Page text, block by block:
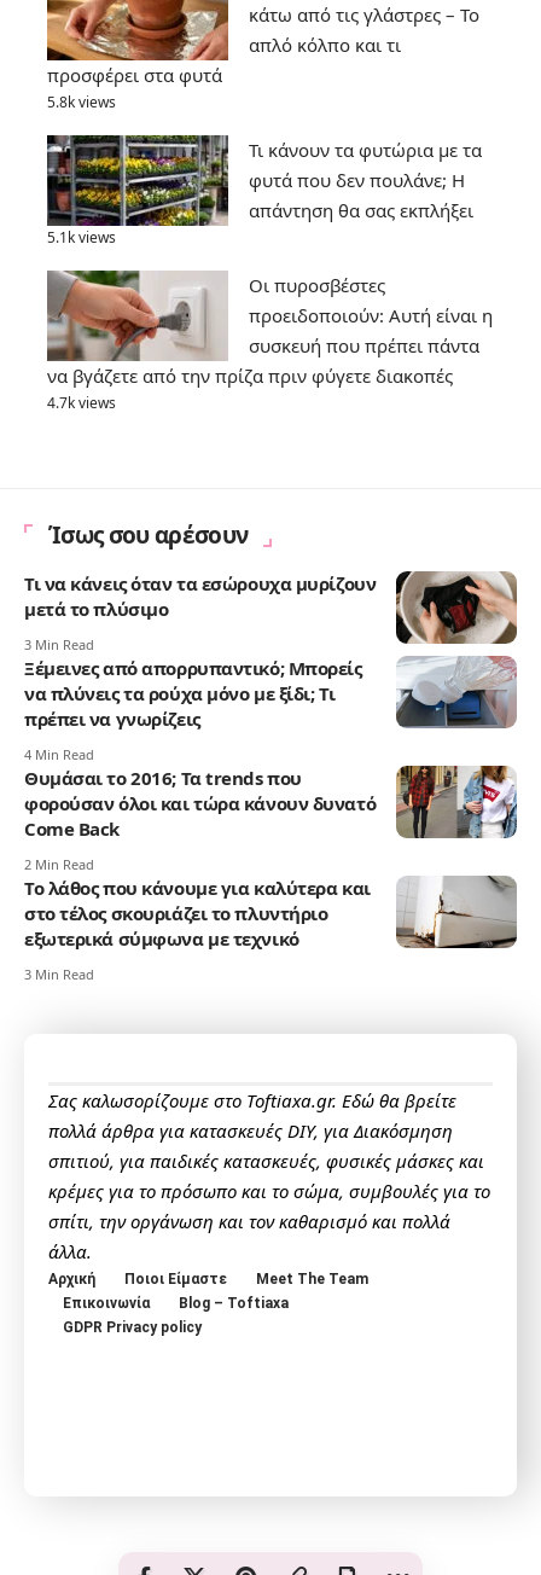
κάτω από τις γλάστρες – Το
απλό κόλπο και τι
προσφέρει στα φυτά
5.8k views
Τι κάνουν τα φυτώρια με τα
φυτά που δεν πουλάνε; Η
απάντηση θα σας εκπλήξει
5.1k views
Οι πυροσβέστες
προειδοποιούν: Αυτή είναι η
συσκευή που πρέπει πάντα
να βγάζετε από την πρίζα πριν φύγετε διακοπές
4.7k views
Ίσως σου αρέσουν
Τι να κάνεις όταν τα εσώρουχα μυρίζουν
μετά το πλύσιμο
3 Min Read
Ξέμεινες από απορρυπαντικό; Μπορείς
να πλύνεις τα ρούχα μόνο με ξίδι; Τι
πρέπει να γνωρίζεις
4 Min Read
Θυμάσαι το 2016; Τα trends που
φορούσαν όλοι και τώρα κάνουν δυνατό
Come Back
2 Min Read
Το λάθος που κάνουμε για καλύτερα και
στο τέλος σκουριάζει το πλυντήριο
εξωτερικά σύμφωνα με τεχνικό
3 Min Read
Σας καλωσορίζουμε στο Toftiaxa.gr. Εδώ θα βρείτε
πολλά άρθρα για κατασκευές DIY, για Διακόσμηση
σπιτιού, για παιδικές κατασκευές, φυσικές μάσκες και
κρέμες για το πρόσωπο και το σώμα, συμβουλές για το
σπίτι, την οργάνωση και τον καθαρισμό και πολλά
άλλα.
Αρχική Ποιοι Είμαστε
Meet The Team
Επικοινωνία
Blog – Toftiaxa
GDPR Privacy policy